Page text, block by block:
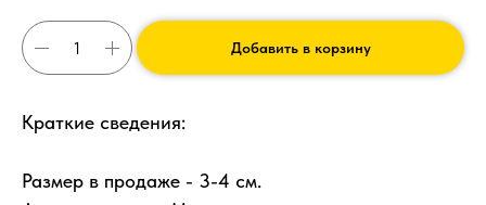
Добавить в корзину
Краткие сведения:
Размер в продаже - 3-4 см.